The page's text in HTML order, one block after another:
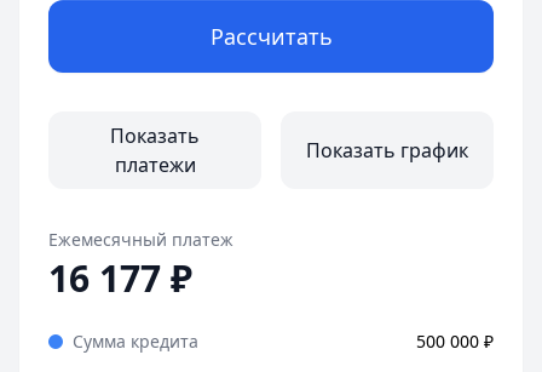
Срок:
Первоначальный взнос:от 20.1%
ДОМ.РФ Банк— Семейная ипотека
до 12 000 000 ₽
до 30 лет
Рассчитать
Показать
платежи
Показать график
Ежемесячный платеж
16 177₽
Сумма кредита 500 000 ₽